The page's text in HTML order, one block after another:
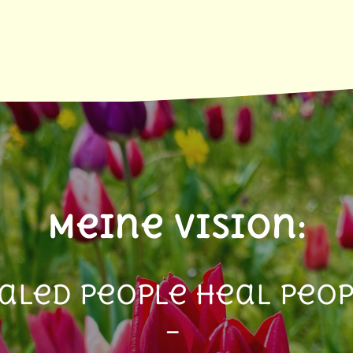
Meine Vision:
people heal
–